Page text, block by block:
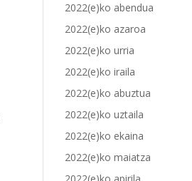
2022(e)ko abendua
2022(e)ko azaroa
2022(e)ko urria
2022(e)ko iraila
2022(e)ko abuztua
2022(e)ko uztaila
2022(e)ko ekaina
2022(e)ko maiatza